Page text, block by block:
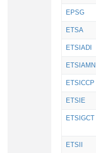
EPSG
ETSA
ETSIADI
ETSIAMN
ETSICCP
ETSIE
ETSIGCT
ETSII